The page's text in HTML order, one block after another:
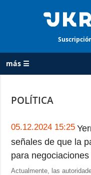
más ☰
CATEGORÍAS
Guerra
Reconstrucción
de Ucrania
POLÍTICA
05.12.2024 15:25
señales de que la
para
Actualmente, las